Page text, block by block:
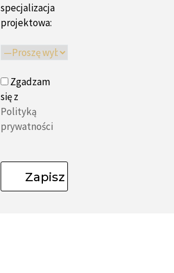
specjalizacja
projektowa:
Zgadzam
się z
Polityką
prywatności